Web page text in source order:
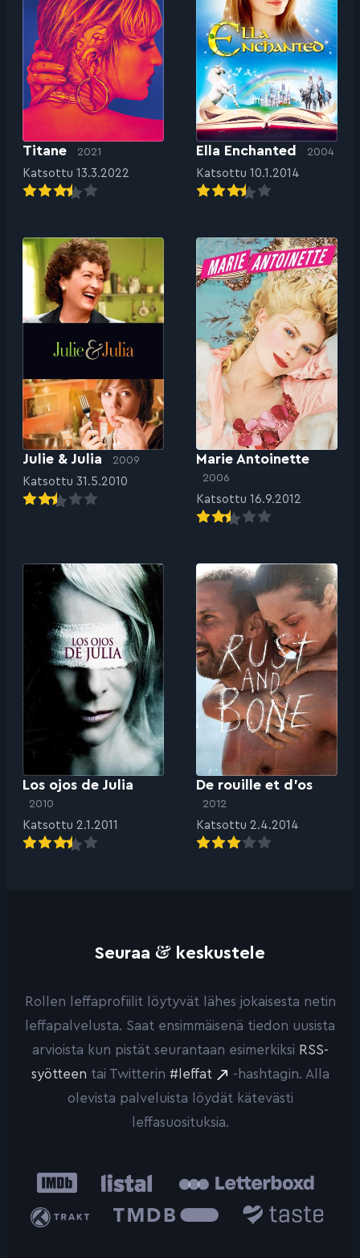
Titane 2021
Katsottu 13.3.2022
Ella Enchanted 2004
Katsottu 10.1.2014
Julie & Julia 2009
Katsottu 31.5.2010
Marie Antoinette
2006
Katsottu 16.9.2012
Los ojos de Julia
2010
Katsottu 2.1.2011
De rouille et d’os
2012
Katsottu 2.4.2014
Seuraa & keskustele
Rollen leffaprofiilit löytyvät lähes jokaisesta netin
leffapalvelusta. Saat ensimmäisenä tiedon uusista
arvioista kun pistät seurantaan esimerkiksi RSS-
syötteen tai Twitterin #leffat
-hashtagin. Alla
olevista palveluista löydät kätevästi
leffasuosituksia.
IMDb Listal
Trakt